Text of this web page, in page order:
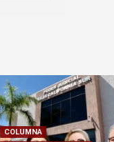
COLUMNA